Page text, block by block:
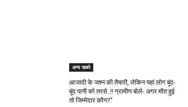
अन्य खबरे
आजादी के जश्न की तैयारी, लेकिन यहां लोग बूंद-
बूंद पानी को तरसे..!! ग्रामीण बोले- अगर मौत हुई
तो जिम्मेदार कौन?”